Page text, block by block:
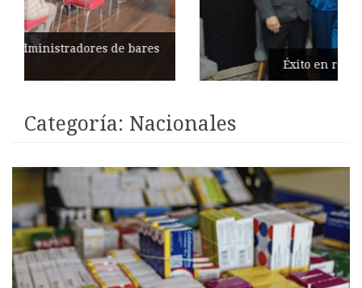
Éxito en recital de Ciudad Poética
Categoría: Nacionales